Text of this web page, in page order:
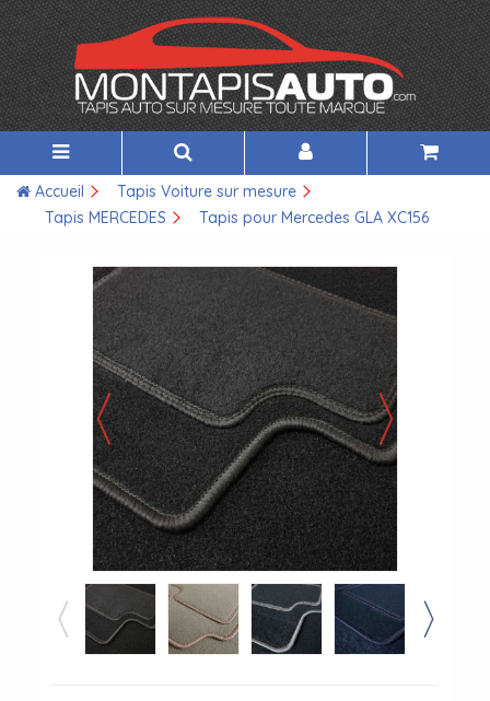
Accueil
Tapis Voiture sur mesure
Tapis MERCEDES
Tapis pour Mercedes GLA XC156